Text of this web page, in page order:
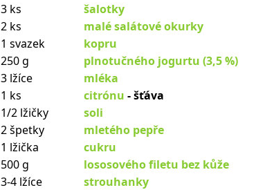
3 ks
šalotky
2 ks
malé salátové okurky
1 svazek
kopru
250 g
plnotučného jogurtu (3,5 %)
3 lžíce
mléka
1 ks
citrónu - šťáva
1/2 lžičky
soli
2 špetky
mletého pepře
1 lžička
cukru
500 g
lososového filetu bez kůže
3-4 lžíce
strouhanky